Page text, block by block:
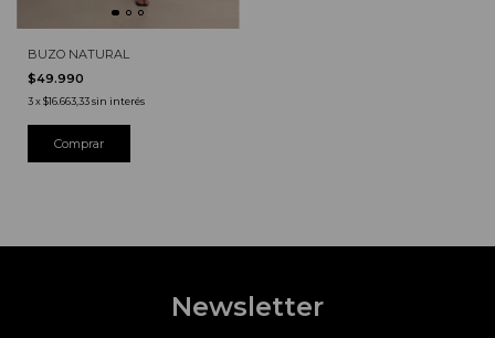
BUZO NATURAL
$49.990
3x$16.663,33sin interés
Newsletter